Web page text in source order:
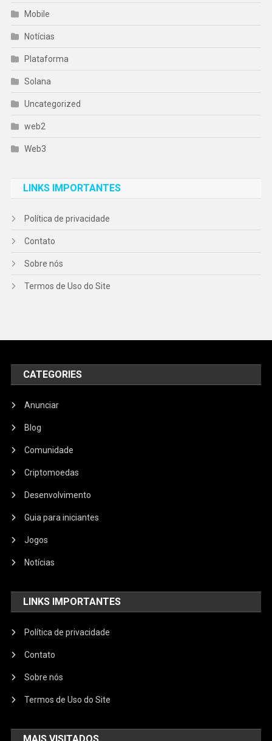
Mobile
Notícias
Plataforma
Solana
Uncategorized
web2
Web3
LINKS IMPORTANTES
Política de privacidade
Contato
Sobre nós
Termos de Uso do Site
CATEGORIES
Anunciar
Blog
Comunidade
Criptomoedas
Desenvolvimento
Guia para iniciantes
Jogos
Notícias
LINKS IMPORTANTES
Política de privacidade
Contato
Sobre nós
Termos de Uso do Site